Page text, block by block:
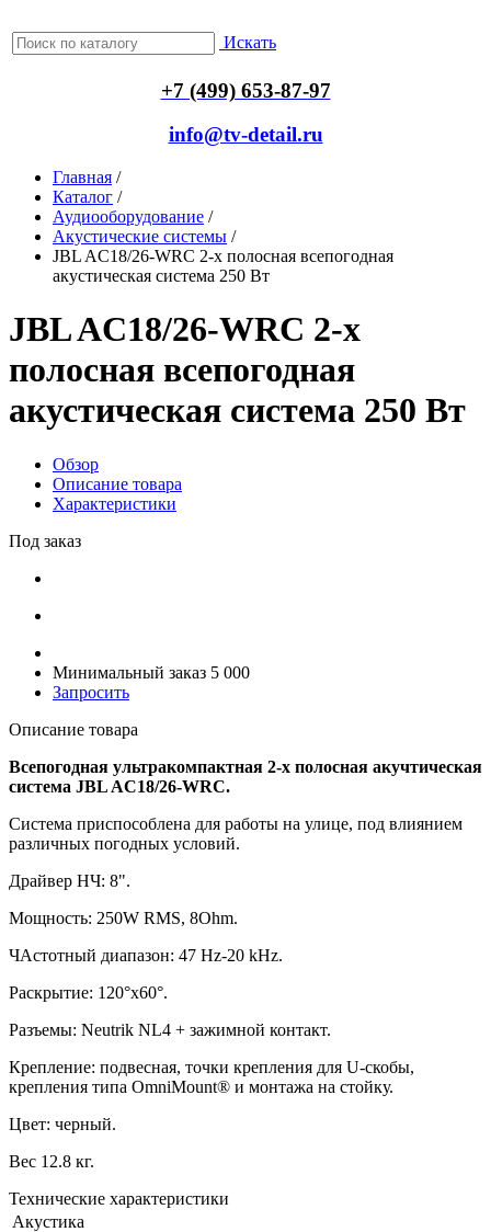
Искать
+7 (499) 653-87-97
info@tv-detail.ru
Главная /
Каталог /
Аудиооборудование /
Акустические системы /
JBL AC18/26-WRC 2-х полосная всепогодная
акустическая система 250 Вт
JBL AC18/26-WRC 2-х
полосная всепогодная
акустическая система 250 Вт
Обзор
Описание товара
Характеристики
Под заказ
Минимальный заказ 5 000
Запросить
Описание товара
Всепогодная ультракомпактная 2-х полосная акучтическая
система JBL AC18/26-WRC.
Система приспособлена для работы на улице, под влиянием
различных погодных условий.
Драйвер НЧ: 8".
Мощность: 250W RMS, 8Ohm.
ЧАстотный диапазон: 47 Hz-20 kHz.
Раскрытие: 120°x60°.
Разъемы: Neutrik NL4 + зажимной контакт.
Крепление: подвесная, точки крепления для U-скобы,
крепления типа OmniMount® и монтажа на стойку.
Цвет: черный.
Вес 12.8 кг.
Технические характеристики
Акустика